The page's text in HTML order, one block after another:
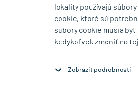
SHOWROOM
Bajkalská 5/A
SK-83104 Bratislava
lokality používajú
cookie, ktoré sú
súbory cookie musia
kedykoľvek zmeniť na
Zobraziť podrobnosti